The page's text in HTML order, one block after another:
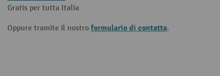
Gratis per tutta Italia
Oppure tramite il nostro formulario di contatta.